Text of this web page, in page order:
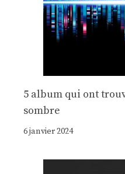
5 album qui ont
sombre
6 janvier 2024